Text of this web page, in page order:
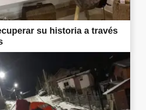
su historia a través